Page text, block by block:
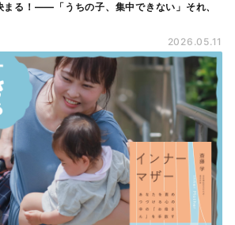
まる！――「うちの子、集中できない」それ、
2026.05.11